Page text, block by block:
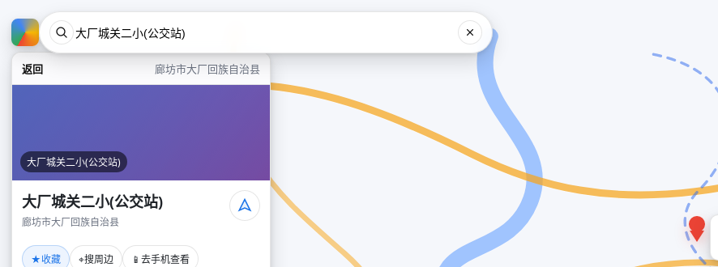
返回 廊坊市大厂回族自治县
大厂城关二小(公交站)
大厂城关二小(公交站)
廊坊市大厂回族自治县
★收藏 ⌖搜周边 📱 去手机查看